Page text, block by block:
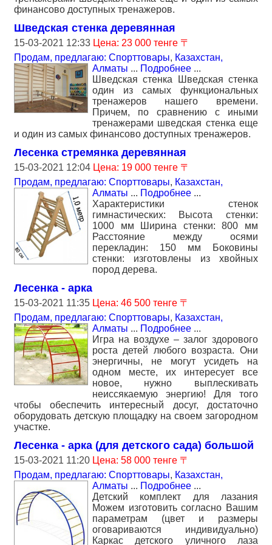
финансово доступных тренажеров.
Шведская стенка деревянная
15-03-2021 12:33 Цена: 23 000 тенге 〒
Продам, предлагаю: Спорттовары, Казахстан,
Алматы ... Подробнее ...
Шведская стенка Шведская стенка
один из самых функциональных
тренажеров нашего времени.
Причем, по сравнению с иными
тренажерами шведская стенка еще
и один из самых финансово доступных тренажеров.
Лесенка стремянка деревянная
15-03-2021 12:04 Цена: 19 000 тенге 〒
Продам, предлагаю: Спорттовары, Казахстан,
Алматы ... Подробнее ...
Характеристики стенок
гимнастических: Высота стенки:
1000 мм Ширина стенки: 800 мм
Расстояние между осями
перекладин: 150 мм Боковины
стенки: изготовлены из хвойных
пород дерева.
Лесенка - арка
15-03-2021 11:35 Цена: 46 500 тенге 〒
Продам, предлагаю: Спорттовары, Казахстан,
Алматы ... Подробнее ...
Игра на воздухе – залог здорового
роста детей любого возраста. Они
энергичны, не могут усидеть на
одном месте, их интересует все
новое, нужно выплескивать
неиссякаемую энергию! Для того
чтобы обеспечить интересный досуг, достаточно
оборудовать детскую площадку на своем загородном
участке.
Лесенка - арка (для детского сада) большой
15-03-2021 11:20 Цена: 58 000 тенге 〒
Продам, предлагаю: Спорттовары, Казахстан,
Алматы ... Подробнее ...
Детский комплект для лазания
Можем изготовить согласно Вашим
параметрам (цвет и размеры
оговариваются индивидуально)
Каркас детского уличного лаза